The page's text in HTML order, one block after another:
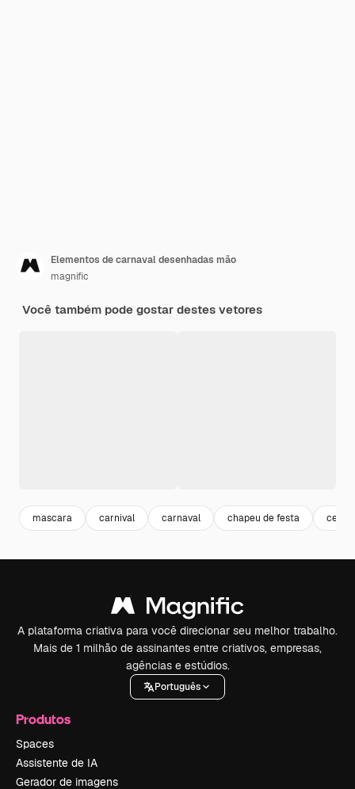
Elementos de carnaval desenhadas mão
magnific
Você também pode gostar destes vetores
mascara carnival carnaval chapeu de festa
A plataforma criativa para você direcionar seu melhor trabalho.
Mais de 1 milhão de assinantes entre criativos, empresas,
agências e estúdios.
Português
Produtos
Spaces
Assistente de IA
Gerador de imagens